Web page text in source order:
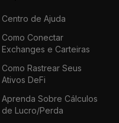
Centro de Ajuda
Como Conectar
Exchanges e Carteiras
Como Rastrear Seus
Ativos DeFi
Aprenda Sobre Cálculos
de Lucro/Perda